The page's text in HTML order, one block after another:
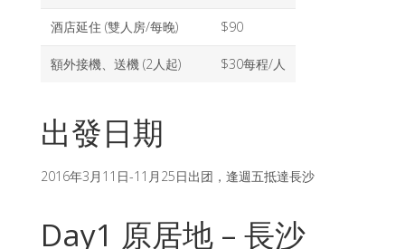
酒店延住 (雙人房/每晚) $90
額外接機、送機 (2人起) $30每程/人
出發日期
2016年3月11日-11月25日出团，逢週五抵達長沙
Day1 原居地 – 長沙